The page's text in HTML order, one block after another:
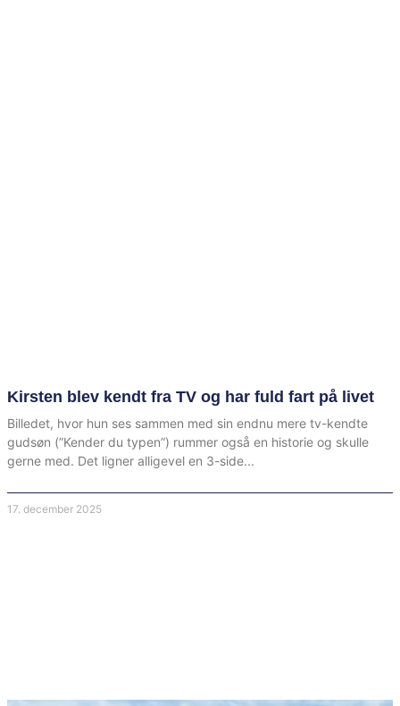
Kirsten blev kendt fra TV og har fuld fart på livet
Billedet, hvor hun ses sammen med sin endnu mere tv-kendte
gudsøn (”Kender du typen”) rummer også en historie og skulle
gerne med. Det ligner alligevel en 3-side
17. december 2025